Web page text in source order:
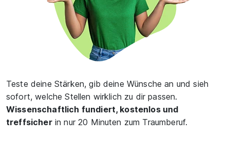
Teste deine Stärken, gib deine Wünsche an und sieh
sofort, welche Stellen wirklich zu dir passen.
Wissenschaftlich fundiert, kostenlos und
treffsicherin nur 20 Minuten zum Traumberuf.